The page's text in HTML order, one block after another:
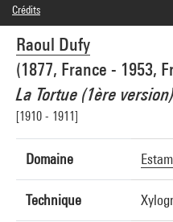
Raoul Dufy
(1877, France - 1953,
La Tortue (1ère version)
[1910 - 1911]
Domaine
Technique
Crédits
Domaine public
Crédit photographique : Centre
photographique du MNAM/Dist.
Réf. image : 4N11861
Diffusion image :GrandPalaisRmnPhoto